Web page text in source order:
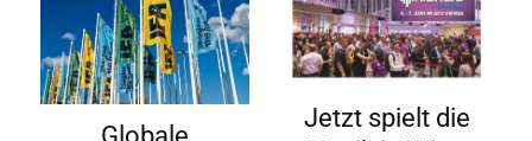
Jetzt spielt die